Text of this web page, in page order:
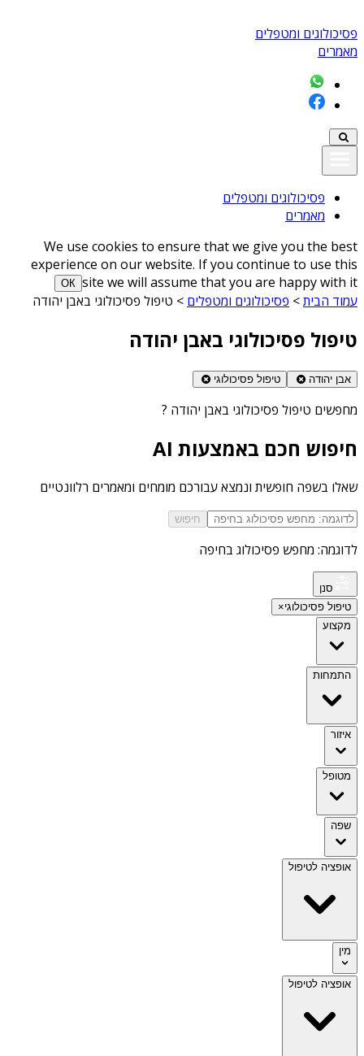
פסיכולוגים ומטפלים
מאמרים
פסיכולוגים ומטפלים
מאמרים
We use cookies to ensure that we give you the best
experience on our website. If you continue to use this
site we will assume that you are happy with it
ОК
עמוד הבית> פסיכולוגים ומטפלים > טיפול פסיכולוגי באבן יהודה
טיפול פסיכולוגי באבן יהודה
אבן יהודה טיפול פסיכולוגי
מחפשים טיפול פסיכולוגי באבן יהודה ?
חיפוש חכם באמצעות AI
שאלו בשפה חופשית ונמצא עבורכם מומחים ומאמרים רלוונטיים
חיפוש
לדוגמה: מחפש פסיכולוג בחיפה
סנן
טיפול פסיכולוגי×
מקצוע
התמחות
איזור
מטופל
שפה
אופציה לטיפול
מין
אופציה לטיפול